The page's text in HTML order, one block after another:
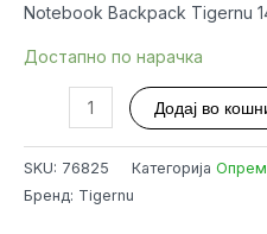
Notebook Backpack Tigernu
Достапно по нарачка
Notebook
Backpack
Tigernu
T-
Додај во
SKU: 76825 Категорија
Бренд: Tigernu